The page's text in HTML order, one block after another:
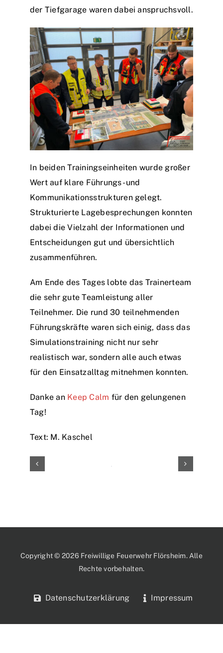
der Tiefgarage waren dabei anspruchsvoll.
In beiden Trainingseinheiten wurde großer
Wert auf klare Führungs- und
Kommunikationsstrukturen gelegt.
Strukturierte Lagebesprechungen konnten
dabei die Vielzahl der Informationen und
Entscheidungen gut und übersichtlich
zusammenführen.
Am Ende des Tages lobte das Trainerteam
die sehr gute Teamleistung aller
Teilnehmer. Die rund 30 teilnehmenden
Führungskräfte waren sich einig, dass das
Simulationstraining nicht nur sehr
realistisch war, sondern alle auch etwas
für den Einsatzalltag mitnehmen konnten.
Danke an Keep Calm für den gelungenen
Tag!
Text: M. Kaschel
Copyright © 2026 Freiwillige Feuerwehr Flörsheim. Alle
Rechte vorbehalten.
Datenschutzerklärung Impressum